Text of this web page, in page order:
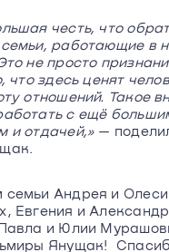
честь, что
работающие в
не просто
что здесь ценят
отношений. Такое
с ещё
и отдачей,» —
семьи Андрея и Олеси
Евгения и
и Юлии
Янущак!